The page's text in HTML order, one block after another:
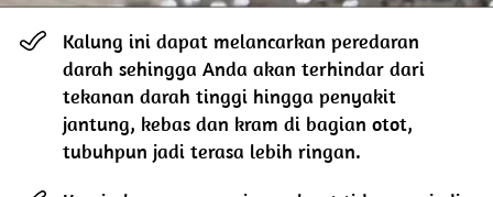
Kalung ini dapat melancarkan peredaran
darah sehingga Anda akan terhindar dari
tekanan darah tinggi hingga penyakit
jantung, kebas dan kram di bagian otot,
tubuhpun jadi terasa lebih ringan.